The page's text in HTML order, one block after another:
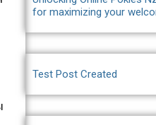
for maximizing your
Test Post Created